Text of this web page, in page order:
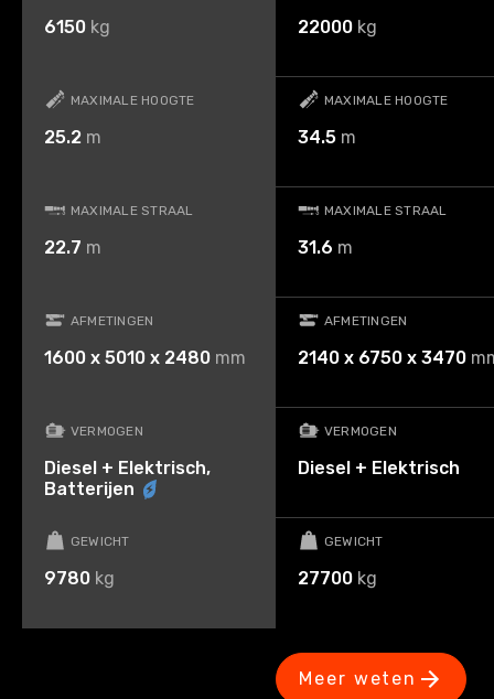
6150 kg
MAXIMALE HOOGTE
25.2 m
MAXIMALE STRAAL
22.7 m
AFMETINGEN
1600 x 5010 x 2480 mm
VERMOGEN
Diesel + Elektrisch,
Batterijen
GEWICHT
9780 kg
22000 kg
MAXIMALE HOOGTE
34.5 m
MAXIMALE STRAAL
31.6 m
AFMETINGEN
2140 x 6750 x 3470
VERMOGEN
Diesel + Elektrisch
GEWICHT
27700 kg
Meer weten